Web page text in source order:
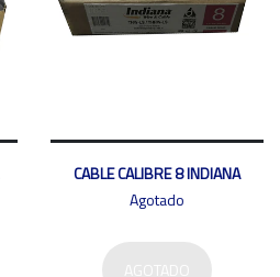
CABLE CALIBRE 8 INDIANA
Agotado